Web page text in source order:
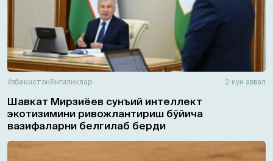
ЎзбекистонЯнгиликлар 2 кун аввал
Шавкат Мирзиёев сунъий интеллект
экотизимини ривожлантириш бўйича
вазифаларни белгилаб берди